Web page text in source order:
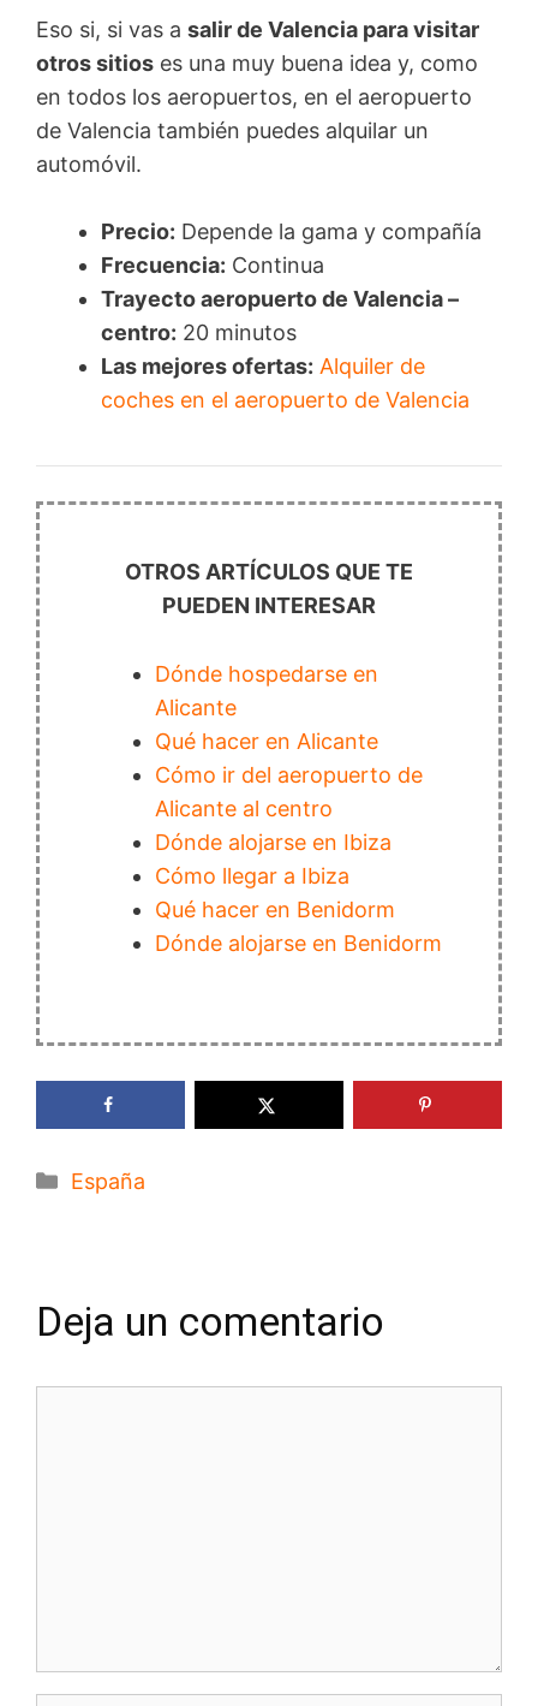
Eso si, si vas a salir de Valencia para visitar
otros sitios es una muy buena idea y, como
en todos los aeropuertos, en el aeropuerto
de Valencia también puedes alquilar un
automóvil.
Precio: Depende la gama y compañía
Frecuencia: Continua
Trayecto aeropuerto de Valencia –
centro: 20 minutos
Las mejores ofertas: Alquiler de
coches en el aeropuerto de Valencia
OTROS ARTÍCULOS QUE TE
PUEDEN INTERESAR
Dónde hospedarse en
Alicante
Qué hacer en Alicante
Cómo ir del aeropuerto de
Alicante al centro
Dónde alojarse en Ibiza
Cómo llegar a Ibiza
Qué hacer en Benidorm
Dónde alojarse en Benidorm
Categorías
España
Deja un comentario